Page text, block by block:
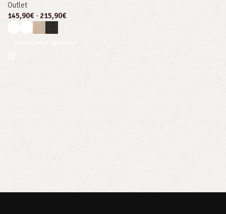
Outlet
145,90€- 215,90€
Seleccionar opciones